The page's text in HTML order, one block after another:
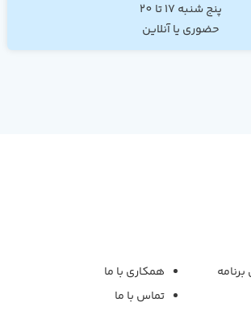
پنج شنبه 17 تا 20
حضوری یا آنلاین
همکاری با ما
تماس با ما